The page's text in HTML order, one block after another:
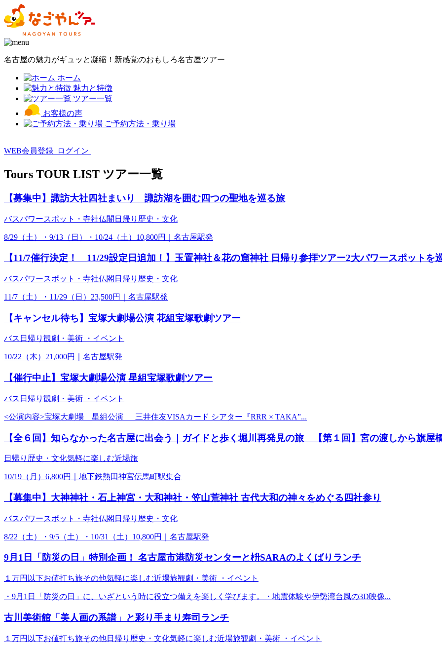
名古屋の魅力がギュッと凝縮！新感覚のおもしろ名古屋ツアー
ホーム
魅力と特徴
ツアー一覧
お客様の声
ご予約方法・乗り場
WEB会員登録 ログイン
Tours TOUR LIST ツアー一覧
【募集中】諏訪大社四社まいり 諏訪湖を囲む四つの聖地を巡る旅
バスパワースポット・寺社仏閣 日帰り 歴史・文化
8/29（土）・9/13（日）・10/24（土）10,800円｜名古屋駅発
【11/7催行決定！ 11/29設定日追加！】玉置神社＆花の窟神社 日帰り参拝ツアー2大パワースポットを
バスパワースポット・寺社仏閣 日帰り 歴史・文化
11/7（土）・11/29（日）23,500円｜名古屋駅発
【キャンセル待ち】宝塚大劇場公演 花組宝塚歌劇ツアー
バス 日帰り 観劇・美術 ・イベント
10/22（木）21,000円｜名古屋駅発
【催行中止】宝塚大劇場公演 星組宝塚歌劇ツアー
バス 日帰り 観劇・美術 ・イベント
<公演内容>宝塚大劇場 星組公演 三井住友VISAカード シアター『RRR × TAKA”...
【全６回】知らなかった名古屋に出会う｜ガイドと歩く堀川再発見の旅 【第１回】宮の渡しから旗屋
日帰り 歴史・文化気軽に楽しむ近場旅
10/19（月）6,800円｜地下鉄熱田神宮伝馬町駅集合
【募集中】大神神社・石上神宮・大和神社・笠山荒神社 古代大和の神々をめぐる四社参り
バスパワースポット・寺社仏閣 日帰り 歴史・文化
8/22（土）・9/5（土）・10/31（土）10,800円｜名古屋駅発
9月1日「防災の日」特別企画！ 名古屋市港防災センターと枡SARAのよくばりランチ
１万円以下お値打ち旅その他気軽に楽しむ近場旅観劇・美術 ・イベント
・9月1日「防災の日」に、いざという時に役立つ備えを楽しく学びます。・地震体験や伊勢湾台風の3D映像...
古川美術館「美人画の系譜」と彩り手まり寿司ランチ
１万円以下お値打ち旅その他日帰り 歴史・文化気軽に楽しむ近場旅観劇・美術 ・イベント